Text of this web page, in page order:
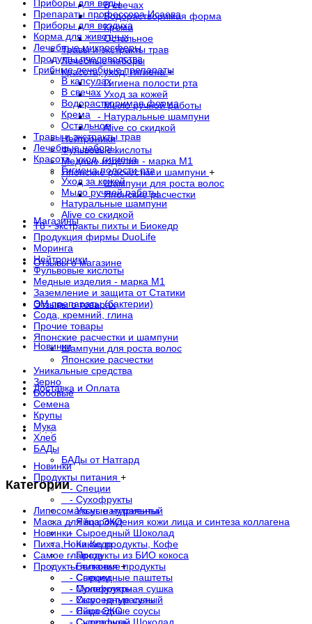
- В свечах
- Водорастворимая форма
- Крема
- Остальное
Травы и экстракты трав
Лечебные наборы
Красота, уход, гигиена+
- Гигиена полости рта
- Уход за кожей
- Мыло ручной работы
- Натуральные шампуни
- Alive со скидкой
Нейтроники
Фульвовые кислоты
Медные изделия - марка М1
Японские расчестки и шампуни +
- Шампуни для роста волос
- Японские расчестки
Магазины
Отзывы о магазине
Отзывы о товарах
Новинки
Доставка и Оплата
. . .
Новинки
Продукты питания +
- Специи
- Сухофрукты
- Уксус натуральный
- Яйца ЭКО
- Сыроедный Шоколад
- Какао продукты, Кофе
- Продукты из БИО кокоса
- Белковые продукты
- Сыроедные паштеты
- Молекулярная сушка
- Сыроедные супы
- Сыроедные соусы
Приборы для воды
Препараты профессора Исаева
Приборы для воздуха
Корма для животных
Лечебные микросферы
Продукты пчеловодства
Грибные лечебные препараты
В капсулах
В свечах
Водорастворимая форма
Крема
Остальное
Травы и экстракты трав
Лечебные наборы
Красота, уход, гигиена
Гигиена полости рта
Уход за кожей
Мыло ручной работы
Натуральные шампуни
Alive со скидкой
Т8 - экстракты пихты и Биокедр
Продукция фирмы DuoLife
Моринга
Нейтроники
Фульвовые кислоты
Медные изделия - марка М1
Заземление и защита от Статики
ЭМ препараты (бактерии)
Сода, кремний, глина
Прочие товары
Японские расчестки и шампуни
Шампуни для роста волос
Японские расчестки
Уникальные средства
Зерно
Бобовые
Семена
Крупы
Мука
Хлеб
БАДы
БАДы от Натгард
Категории
Липосомальные нутриенты
Маска для возрождения кожи лица и синтеза коллагена
Новинки
Пихта,Нони,Кедр
Самое главное
Продукты питания+
- Специи
- Сухофрукты
- Уксус натуральный
- Яйца ЭКО